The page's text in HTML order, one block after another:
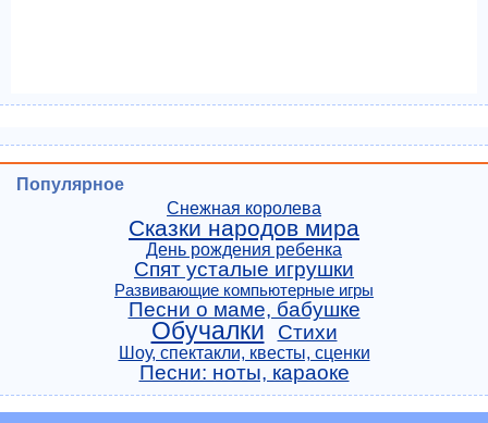
Популярное
Снежная королева
Сказки народов мира
День рождения ребенка
Спят усталые игрушки
Развивающие компьютерные игры
Песни о маме, бабушке
Обучалки Стихи
Шоу, спектакли, квесты, сценки
Песни: ноты, караоке